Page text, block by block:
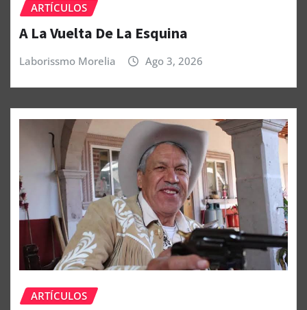
ARTÍCULOS
A La Vuelta De La Esquina
Laborissmo Morelia Ago 3, 2026
ARTÍCULOS